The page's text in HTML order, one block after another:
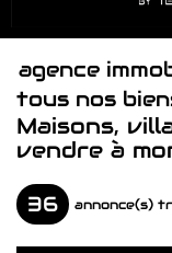
agence
tous nos
maisons, villas et appartements à
vendre à
36 annonce(s)